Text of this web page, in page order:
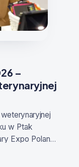
–
j
w Ptak
Expo Poland